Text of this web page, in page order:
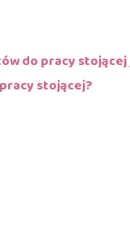
do pracy
stojącej?